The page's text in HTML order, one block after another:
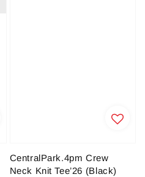
CentralPark.4pm Crew
Neck Knit Tee’26 (Black)